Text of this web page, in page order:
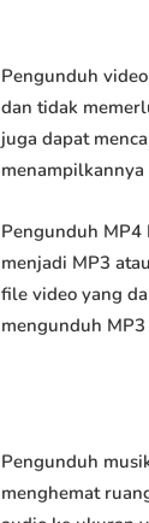
Pengunduh
dan tidak
juga dapat
Pengunduh
menjadi MP3
file video yang
mengunduh
Pengunduh
menghemat